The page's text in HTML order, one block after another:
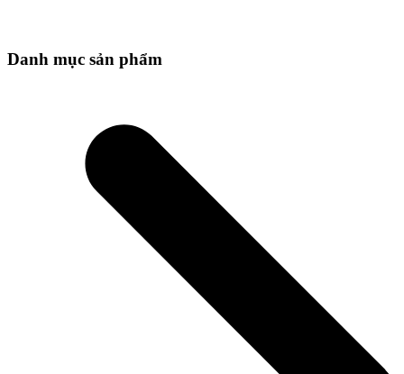
Danh mục sản phẩm